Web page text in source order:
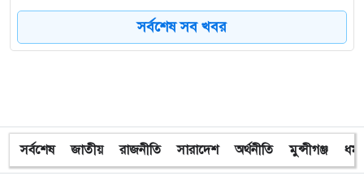
ত্রয়োদশ জাতীয় নির্বাচন, শান্তিপূর্ণ ও নিরপেক্ষ হোক
অবরুদ্ধ জামায়াত নেতাকে উদ্ধার করলেন এনসিপি নেত্রী ডা.
মিতু
১০
সর্বশেষ সব খবর
সর্বশেষ জাতীয় রাজনীতি সারাদেশ অর্থনীতি মুন্সীগঞ্জ ধর্ম